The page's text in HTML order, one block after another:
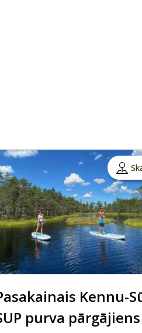
Kennu-
purva pārgājiens